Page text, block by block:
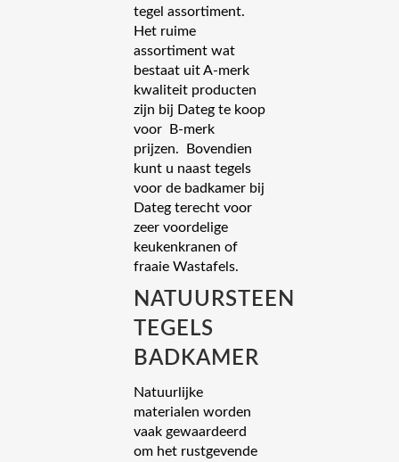
tegel assortiment.
Het ruime
assortiment wat
bestaat uit A-merk
kwaliteit producten
zijn bij Dateg te koop
voor B-merk
prijzen. Bovendien
kunt u naast tegels
voor de badkamer bij
Dateg terecht voor
zeer voordelige
keukenkranen of
fraaie Wastafels.
NATUURSTEEN
TEGELS
BADKAMER
Natuurlijke
materialen worden
vaak gewaardeerd
om het rustgevende